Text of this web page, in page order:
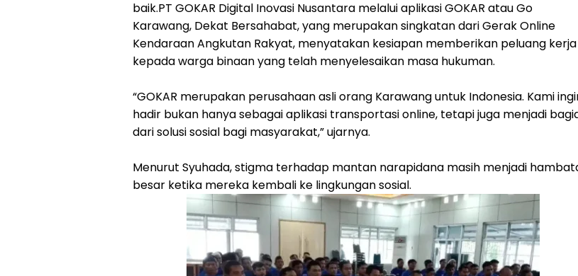
baik.‎PT GOKAR Digital Inovasi Nusantara melalui aplikasi GOKAR atau Go
Karawang, Dekat Bersahabat, yang merupakan singkatan dari Gerak Online
Kendaraan Angkutan Rakyat, menyatakan kesiapan memberikan peluang kerja
kepada warga binaan yang telah menyelesaikan masa hukuman.
‎‎“GOKAR merupakan perusahaan asli orang Karawang untuk Indonesia. Kami
hadir bukan hanya sebagai aplikasi transportasi online, tetapi juga menjadi
dari solusi sosial bagi masyarakat,” ujarnya.
‎Menurut Syuhada, stigma terhadap mantan narapidana masih menjadi
besar ketika mereka kembali ke lingkungan sosial.